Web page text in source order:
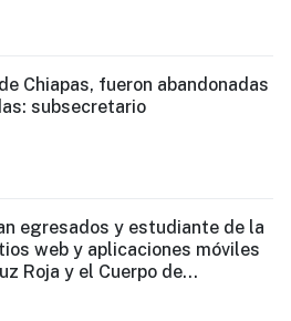
Chiapas, fueron abandonadas
subsecretario
egresados y estudiante de la
web y aplicaciones móviles
Roja y el Cuerpo de
Tapachula